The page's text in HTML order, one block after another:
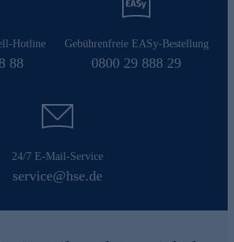
Hotline
88
Gebührenfreie EASy-Bestellung
0800 29 888 29
24/7 E-Mail-Service
service@hse.de